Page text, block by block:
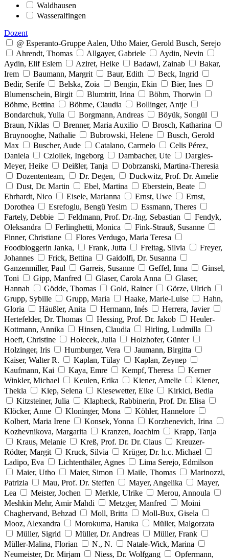
Waldhausen
Wasseralfingen
Dozent
@ Esperanto-Gruppe Aalen, Utho Maier, Gerold Busch, Serejo
Ahrendt, Thomas
Allgayer, Gabriele
Aydin, Nevin
Aydin, Elif Eslem
Aziret, Heike Badawi, Zainab
Bakar,
Irem
Baumann, Margrit Baur, Edith
Beck, Ingrid
Bedir, Serife
Belska, Zoia Bengin, Ekin
Bier, Ines
Blumenschein, Birgit
Blumtritt, Irina
Böhm, Thorwin
Böhme, Bettina
Böhme, Claudia
Bollinger, Antje
Bondarchuk, Yulia
Borgmann, Andreas
Böyük, Songül
Braun, Niklas
Brenner, Maria Auxilio
Brosch, Katharina
Bruynooghe, Nathalie
Bubrowski, Helene
Busch, Gerold
Max
Buscher, Aude Catalano, Carmelo
Celis Pérez,
Daniela
Cziollek, Ingeborg Dambacher, Ute
Dargies-
Meyer, Heike
Deißler, Tanja
Dobrzanski, Martina-Theresia
Dozententeam,
Dr. Degen,
Duckwitz, Prof. Dr. Amelie
Dust, Dr. Martin
Ebel, Martina
Eberstein, Beate
Ehrhardt, Nico
Eisele, Marianna Ernst, Uwe
Ernst,
Dorothea
Esrefoglu, Bengü Yesim
Essmann, Theres
Fartely, Debbie
Feldmann, Prof. Dr.-Ing. Sebastian
Fendyk,
Oleksandra
Ferlinghetti, Monica
Fink-Strauß, Susanne
Finner, Christiane
Flores Verdugo, Maria Teresa
Foodbloggerin Janka,
Frank, Jutta Freitag, Silvia
Freyer,
Johannes
Frick, Bettina
Gaidolfi, Dr. Susanna
Ganzenmiller, Paul
Garreis, Susanne Geffel, Inna
Ginsel,
Toni
Gipp, Manfred Glaser, Carola Anna
Glaser,
Hannah
Gödde, Thomas Gold, Rainer
Görze, Ulrich
Grupp, Sybille
Grupp, Maria Haake, Marie-Luise
Hahn,
Gloria
Häußler, Anita Hermann, Inés
Herrera, Javier
Hertefelder, Dr. Thomas
Hessing, Prof. Dr. Jakob
Heuler-
Kottmann, Annika
Hinsen, Claudia
Hirling, Ludmilla
Hoeft, Christine
Holecek, Julia
Holzhofer, Günter
Holzinger, Iris
Humburger, Vera
Jaumann, Birgitta
Kaiser, Walter R.
Kaplan, Tülay
Kaplan, Zeynep
Kaufmann, Kai
Kaya, Emre Kempf, Theresa
Kerner
Winkler, Michael
Keulen, Erika Kiener, Amelie
Kiener,
Thekla
Kiep, Selena Kiesewetter, Elke
Kirkici, Bedia
Kitzsteiner, Julia
Klapheck, Rabbinerin, Prof. Dr. Elisa
Klöcker, Anne
Kloninger, Mona
Köhler, Hannelore
Kolbert, Maria Irene
Konsek, Yonna
Korzhenevich, Irina
Kozhevnikova, Margarita
Kranzen, Joachim
Krapp, Tanja
Kraus, Melanie
Kreß, Prof. Dr. Dr. Claus
Kreuzer-
Rödter, Margit
Kruck, Silvia
Krüger, Dr. h.c. Michael
Ladipo, Eva
Lichtenthäler, Agnes
Lima Serejo, Edmilson
Maier, Utho
Maier, Simon Maile, Thomas
Marinozzi,
Patrizia
Mau, Prof. Dr. Steffen Mayer, Angelika
Mayer,
Lea
Meister, Jochen Merkle, Ulrike
Merou, Annoula
Meshkin Mehr, Amir Mahdi
Metzger, Manfred
Moini
Chaghervand, Behzad
Moll, Britta
Moll-Bux, Gisela
Mooz, Alexandra
Morokuma, Haruka
Müller, Malgorzata
Müller, Sigrid
Müller, Dr. Andreas
Müller, Frank
Müller-Malina, Florian
N., N.
Natale-Wick, Marina
Neumeister, Dr. Mirjam
Niess, Dr. Wolfgang Opfermann,